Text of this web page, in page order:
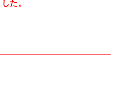
た。